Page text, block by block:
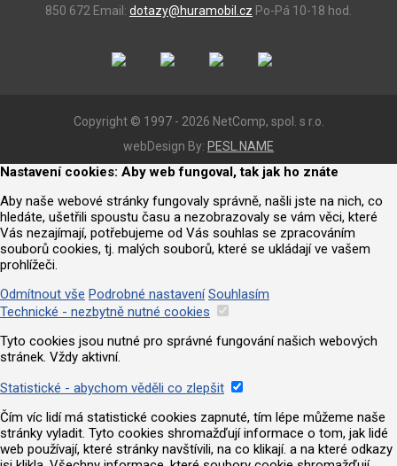
850 672 Email: dotazy@huramobil.cz Po-Pá 10-18 hod.
Copyright © 1997 - 2026 NetComp, spol. s r.o.
webDesign By: PESL.NAME
Nastavení cookies: Aby web fungoval, tak jak ho znáte
Aby naše webové stránky fungovaly správně, našli jste na nich, co
hledáte, ušetřili spoustu času a nezobrazovaly se vám věci, které
Vás nezajímají, potřebujeme od Vás souhlas se zpracováním
souborů cookies, tj. malých souborů, které se ukládají ve vašem
prohlížeči.
Odmítnout vše Podrobné nastavení Souhlasím
Technické - nezbytně nutné cookies
Tyto cookies jsou nutné pro správné fungování našich webových
stránek. Vždy aktivní.
Statistické - abychom věděli co zlepšit
Čím víc lidí má statistické cookies zapnuté, tím lépe můžeme naše
stránky vyladit. Tyto cookies shromažďují informace o tom, jak lidé
web používají, které stránky navštívili, na co klikají. a na které odkazy